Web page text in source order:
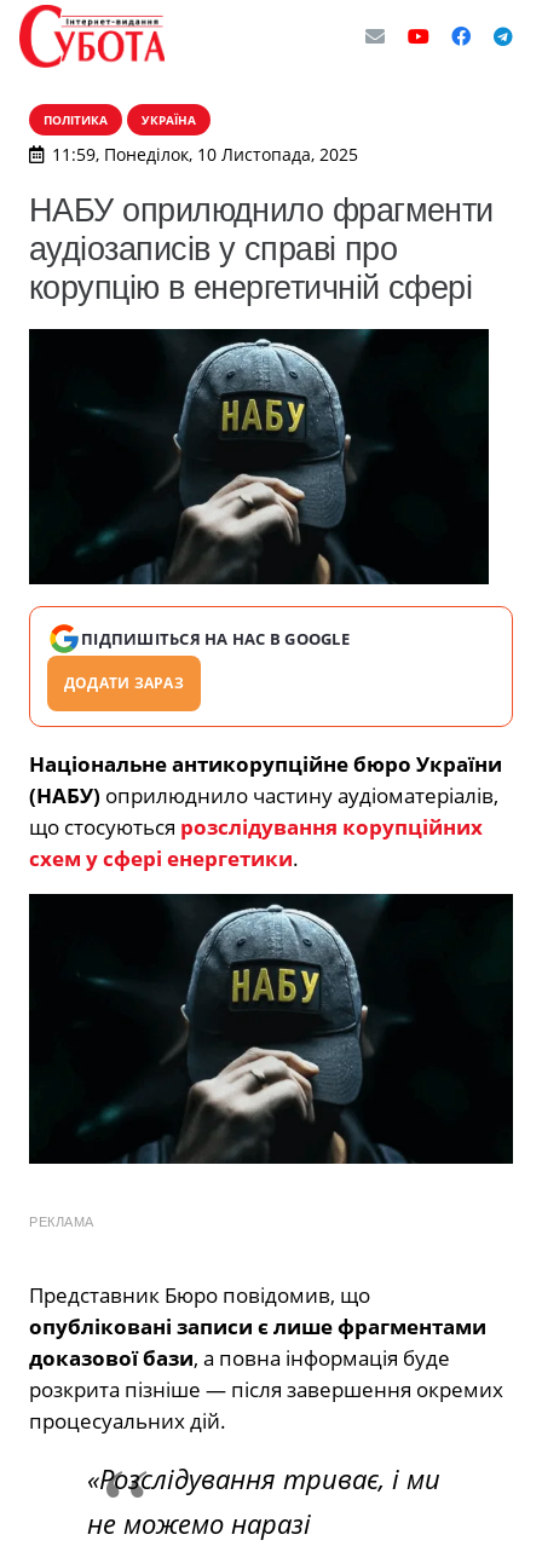
ПОЛІТИКА УКРАЇНА
11:59, Понеділок, 10 Листопада, 2025
НАБУ оприлюднило фрагменти
аудіозаписів у справі про
корупцію в енергетичній сфері
ПІДПИШІТЬСЯ НА НАС В GOOGLE
ДОДАТИ ЗАРАЗ
Національне антикорупційне бюро України
(НАБУ) оприлюднило частину аудіоматеріалів,
що стосуються розслідування корупційних
схем у сфері енергетики.
РЕКЛАМА
Представник Бюро повідомив, що
опубліковані записи є лише фрагментами
доказової бази, а повна інформація буде
розкрита пізніше — після завершення окремих
процесуальних дій.
«Розслідування триває, і ми
не можемо наразі